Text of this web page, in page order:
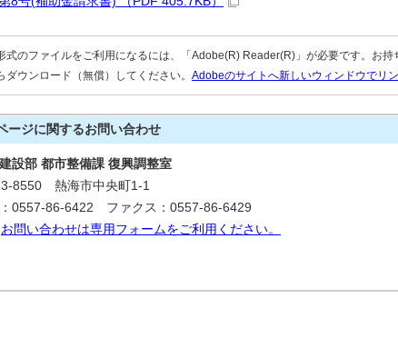
式のファイルをご利用になるには、「Adobe(R) Reader(R)」が必要です。お持
ダウンロード（無償）してください。 Adobeのサイトへ新しいウィンドウでリン
ージに関するお問い合わせ
設部 都市整備課 復興調整室
8550 熱海市中央町1-1
0557-86-6422 ファクス：0557-86-6429
お問い合わせは専用フォームをご利用ください。